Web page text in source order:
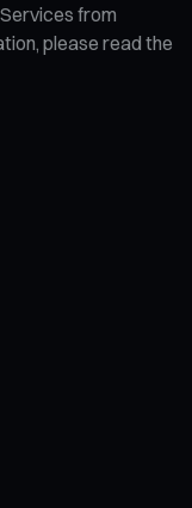
from
please read the